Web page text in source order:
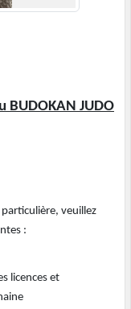
BUDOKAN JUDO
veuillez
:
licences et